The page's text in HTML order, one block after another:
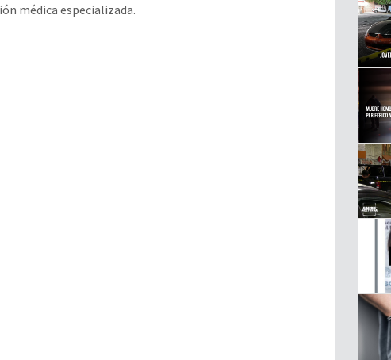
médica especializada.